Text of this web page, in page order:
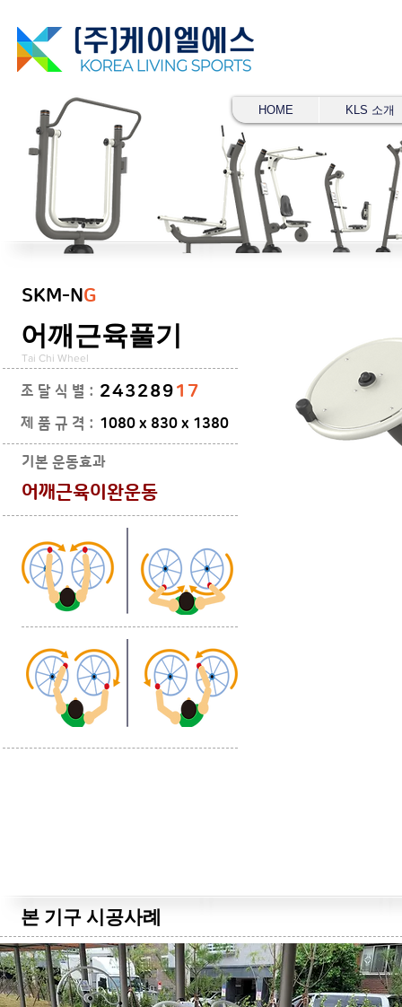
HOME KLS 소개
어깨근육풀기
Tai Chi Wheel
SKM-NG
조 달 식 별 : 24328917
제 품 규 격 : 1080 x 830 x 1380
기본 운동효과
어깨근육이완운동
본 기구 시공사례